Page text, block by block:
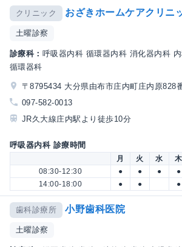
クリニック おざきホームケアクリニ
土曜診察
診療科： 呼吸器内科 循環器内科 消化器内科
循環器科
〒8795434 大分県由布市庄内町庄内原828
097-582-0013
JR久大線庄内駅より徒歩10分
呼吸器内科 診療時間
月 火 水 木
08:30-12:30
● ● ● ●
14:00-18:00
● ● ●
歯科診療所 小野歯科医院
土曜診察